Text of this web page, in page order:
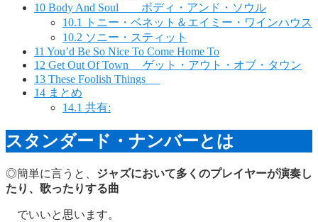
10 Body And Soul ボディ・アンド・ソウル
10.1
トニー・ベネット＆エイミー・ワインハウス
10.2 ソニー・スティット
11 You’d Be So Nice To Come Home To
12 Get Out Of Town ゲット・アウト・オブ・タウン
13 These Foolish Things
14 まとめ
14.1 共有:
スタンダード・ナンバーとは
◎簡単に言うと、 ジャズにおいて多くのプレイヤーが演奏し
たり、歌ったりする曲
でいいと思います。